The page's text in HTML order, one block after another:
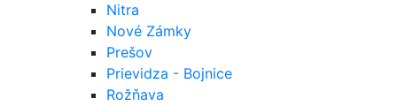
Nitra
Nové Zámky
Prešov
Prievidza - Bojnice
Rožňava